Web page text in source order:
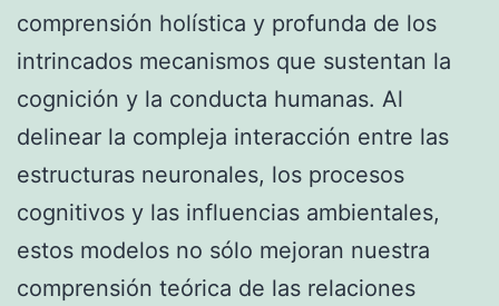
comprensión holística y profunda de los
intrincados mecanismos que sustentan la
cognición y la conducta humanas. Al
delinear la compleja interacción entre las
estructuras neuronales, los procesos
cognitivos y las influencias ambientales,
estos modelos no sólo mejoran nuestra
comprensión teórica de las relaciones